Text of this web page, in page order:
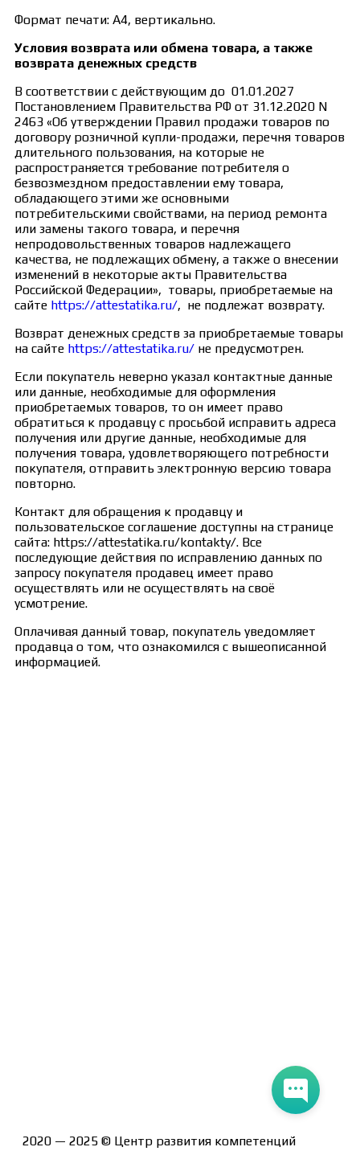
Формат печати: А4, вертикально.
Условия возврата или обмена товара, а также
возврата денежных средств
В соответствии с действующим до 01.01.2027
Постановлением Правительства РФ от 31.12.2020 N
2463 «Об утверждении Правил продажи товаров по
договору розничной купли-продажи, перечня товаров
длительного пользования, на которые не
распространяется требование потребителя о
безвозмездном предоставлении ему товара,
обладающего этими же основными
потребительскими свойствами, на период ремонта
или замены такого товара, и перечня
непродовольственных товаров надлежащего
качества, не подлежащих обмену, а также о внесении
изменений в некоторые акты Правительства
Российской Федерации», товары, приобретаемые на
сайте https://attestatika.ru/, не подлежат возврату.
Возврат денежных средств за приобретаемые товары
на сайте https://attestatika.ru/ не предусмотрен.
Если покупатель неверно указал контактные данные
или данные, необходимые для оформления
приобретаемых товаров, то он имеет право
обратиться к продавцу с просьбой исправить адреса
получения или другие данные, необходимые для
получения товара, удовлетворяющего потребности
покупателя, отправить электронную версию товара
повторно.
Контакт для обращения к продавцу и
пользовательское соглашение доступны на странице
сайта: https://attestatika.ru/kontakty/. Все
последующие действия по исправлению данных по
запросу покупателя продавец имеет право
осуществлять или не осуществлять на своё
усмотрение.
Оплачивая данный товар, покупатель уведомляет
продавца о том, что ознакомился с вышеописанной
информацией.
Лицензия на образовательную деятельность Л035-
2020 — 2025 © Центр развития компетенций